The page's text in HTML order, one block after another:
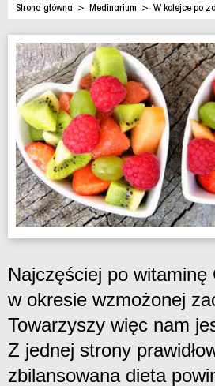
Strona główna > Medinarium > W kolejce po
Najczęściej po witaminę
w okresie wzmożonej
Towarzyszy więc nam
Z jednej strony
zbilansowana dieta